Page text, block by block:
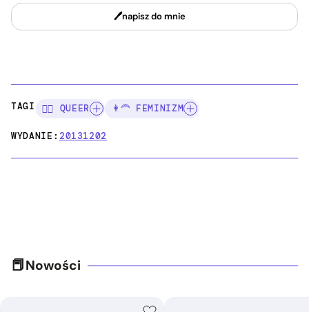
napisz do mnie
TAGI: 🏳️‍🌈 QUEER 👩‍🦰 FEMINIZM
WYDANIE:20131202
Nowości